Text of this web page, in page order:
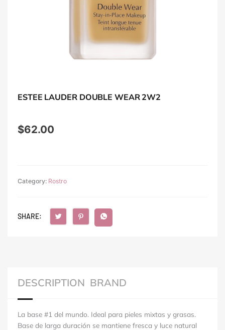
ESTEE LAUDER DOUBLE WEAR 2W2
$62.00
Category: Rostro
SHARE:
DESCRIPTION BRAND
La base #1 del mundo. Ideal para pieles mixtas y grasas.
Base de larga duración se mantiene fresca y luce natural